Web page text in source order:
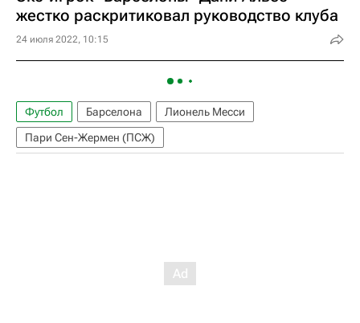
жестко раскритиковал руководство клуба
24 июля 2022, 10:15
Футбол Барселона
Лионель Месси
Пари Сен-Жермен (ПСЖ)